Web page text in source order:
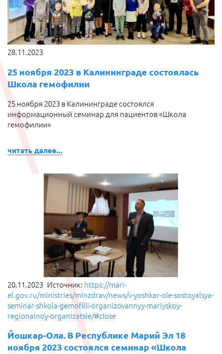
28.11.2023
25 ноября 2023 в Калининграде состоялась
Школа гемофилии
25 ноября 2023 в Калининграде состоялся
информационный семинар для пациентов «Школа
гемофилии»
читать далее...
20.11.2023 Источник: https://mari-
el.gov.ru/ministries/minzdrav/news/v-yoshkar-ole-sostoyalsya-
seminar-shkola-gemofilii-organizovannyy-mariyskoy-
regionalnoy-organizatsie/#close
Йошкар-Ола. В Республике Марий Эл 18
ноября 2023 состоялся семинар «Школа